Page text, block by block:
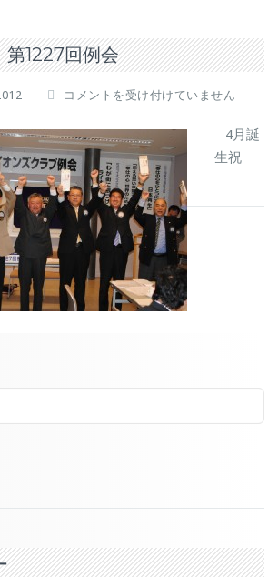
1227回例会
4
1
2
日
第
1
回
例
会
コメントを受け付けていません
4月誕
生祝